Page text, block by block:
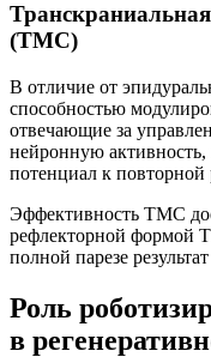
(ТМС)
В отличие от
способностью
отвечающие за
нейронную
потенциал к
Эффективность ТМС
рефлекторной формой
полной парезе
Роль
в